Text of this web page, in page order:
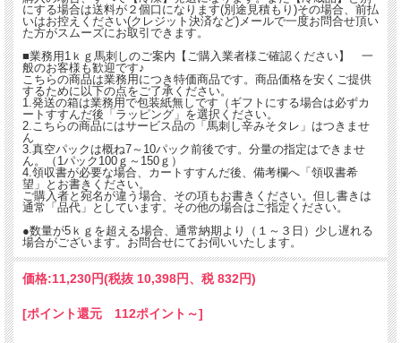
にする場合は送料が２個口になります(別途見積もり)その場合、前払
いはお控えください(クレジット決済など)メールで一度お問合せ頂い
た方がスムーズにお取引できます。
■業務用1ｋｇ馬刺しのご案内【ご購入業者様ご確認ください】 一
般のお客様も歓迎です♪
こちらの商品は業務用につき特価商品です。商品価格を安くご提供
するために以下の点をご了承ください。
1.発送の箱は業務用で包装紙無しです（ギフトにする場合は必ずカ
ートすすんだ後「ラッピング」を選択ください。
2.こちらの商品にはサービス品の「馬刺し辛みそタレ」はつきませ
ん
3.真空パックは概ね7～10パック前後です。分量の指定はできませ
ん。（1パック100ｇ～150ｇ）
4.領収書が必要な場合、カートすすんだ後、備考欄へ「領収書希
望」とお書きください。
ご購入者と宛名が違う場合、その項もお書きください。但し書きは
通常「品代」としています。その他の場合はご指定ください。
●数量が5ｋｇを超える場合、通常納期より（１～３日）少し遅れる
場合がございます。お問合せにてお伺いいたします。
価格:11,230円(税抜 10,398円、税 832円)
[ポイント還元 112ポイント～]